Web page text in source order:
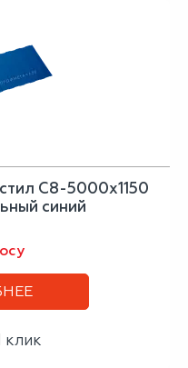
С8-5000х1150
синий
клик